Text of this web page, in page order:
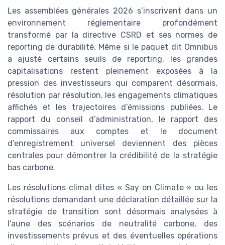
Les assemblées générales 2026 s’inscrivent dans un
environnement réglementaire profondément
transformé par la directive CSRD et ses normes de
reporting de durabilité. Même si le paquet dit Omnibus
a ajusté certains seuils de reporting, les grandes
capitalisations restent pleinement exposées à la
pression des investisseurs qui comparent désormais,
résolution par résolution, les engagements climatiques
affichés et les trajectoires d’émissions publiées. Le
rapport du conseil d’administration, le rapport des
commissaires aux comptes et le document
d’enregistrement universel deviennent des pièces
centrales pour démontrer la crédibilité de la stratégie
bas carbone.
Les résolutions climat dites « Say on Climate » ou les
résolutions demandant une déclaration détaillée sur la
stratégie de transition sont désormais analysées à
l’aune des scénarios de neutralité carbone, des
investissements prévus et des éventuelles opérations